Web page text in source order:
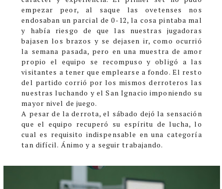
empezar peor, al saque las ovetenses nos
endosaban un parcial de 0-12, la cosa pintaba mal
y había riesgo de que las nuestras jugadoras
bajasen los brazos y se dejasen ir, como ocurrió
la semana pasada, pero en una muestra de amor
propio el equipo se recompuso y obligó a las
visitantes a tener que emplearse a fondo. El resto
del partido corrió por los mismos derroteros las
nuestras luchando y el San Ignacio imponiendo su
mayor nivel de juego.
A pesar de la derrota, el sábado dejó la sensación
que el equipo recuperó su espíritu de lucha, lo
cual es requisito indispensable en una categoría
tan difícil. Ánimo y a seguir trabajando.